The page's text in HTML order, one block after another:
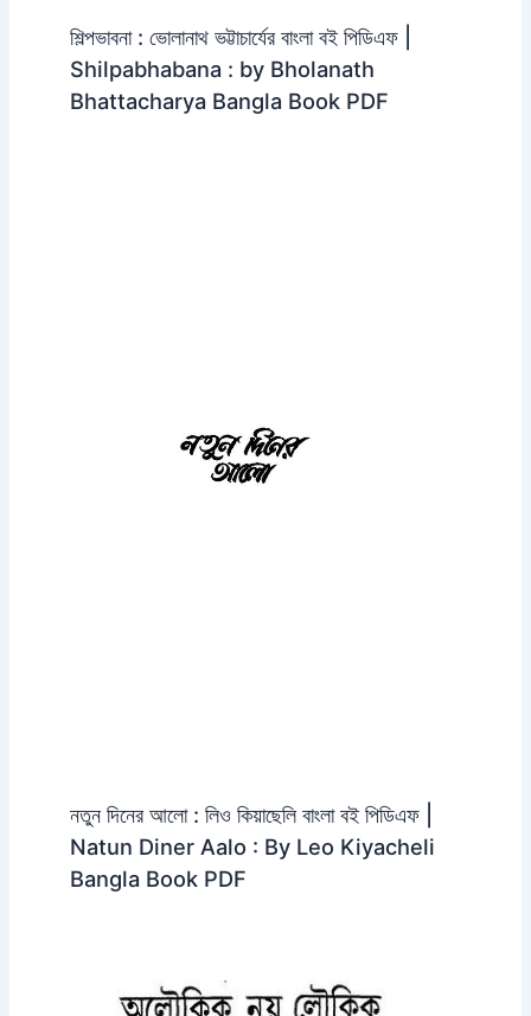
শিল্পভাবনা : ভোলানাথ ভট্টাচার্যের বাংলা বই পিডিএফ |
Shilpabhabana : by Bholanath
Bhattacharya Bangla Book PDF
নতুন দিনের আলো : লিও কিয়াছেলি বাংলা বই পিডিএফ |
Natun Diner Aalo : By Leo Kiyacheli
Bangla Book PDF